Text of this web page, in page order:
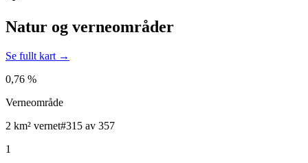
Natur og verneområder
Se fullt kart →
0,76 %
Verneområde
2 km² vernet#315 av 357
1